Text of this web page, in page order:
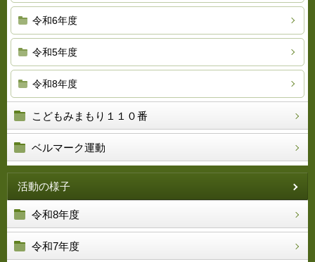
令和6年度
令和5年度
令和8年度
こどもみまもり１１０番
ベルマーク運動
活動の様子
令和8年度
令和7年度